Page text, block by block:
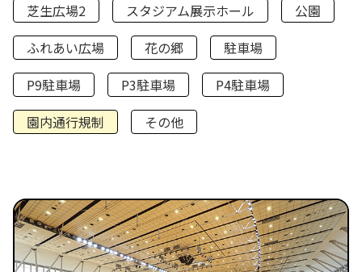
芝生広場2
スタジアム展示ホール
公園
ふれあい広場
花の郷
駐車場
P9駐車場
P3駐車場
P4駐車場
園内通行規制
その他